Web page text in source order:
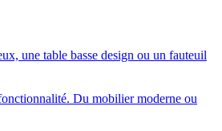
une table basse design ou un fauteuil
Du mobilier moderne ou